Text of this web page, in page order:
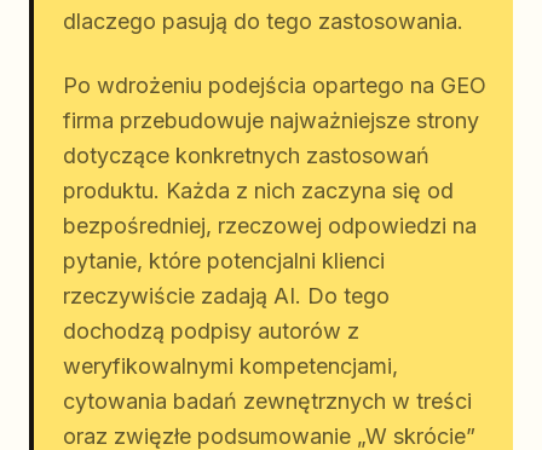
dlaczego pasują do tego zastosowania.
Po wdrożeniu podejścia opartego na GEO
firma przebudowuje najważniejsze strony
dotyczące konkretnych zastosowań
produktu. Każda z nich zaczyna się od
bezpośredniej, rzeczowej odpowiedzi na
pytanie, które potencjalni klienci
rzeczywiście zadają AI. Do tego
dochodzą podpisy autorów z
weryfikowalnymi kompetencjami,
cytowania badań zewnętrznych w treści
oraz zwięzłe podsumowanie „W skrócie”